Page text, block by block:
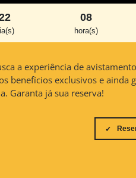
08
hora(s)
a experiência de
benefícios exclusivos e ainda
Garanta já sua reserva!